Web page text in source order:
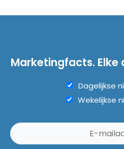
Marketingfacts. Elke
Dagelijkse
Wekelijkse